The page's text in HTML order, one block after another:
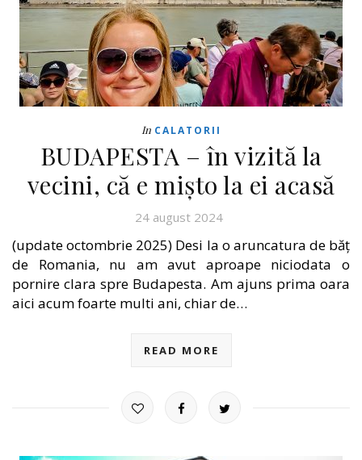
In CALATORII
BUDAPESTA – în vizită la
vecini, că e mișto la ei acasă
24 august 2024
(update octombrie 2025) Desi la o aruncatura de băț
de Romania, nu am avut aproape niciodata o
pornire clara spre Budapesta. Am ajuns prima oara
aici acum foarte multi ani, chiar de…
READ MORE